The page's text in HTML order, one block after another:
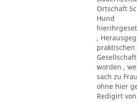
Ortschaft
Hund
,
praktischen
worden ,
sach zu
ohne hier
Redigirt